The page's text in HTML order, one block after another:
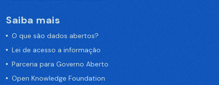
Saiba mais
O que são dados abertos?
Lei de acesso a informação
Parceria para Governo Aberto
Open Knowledge Foundation